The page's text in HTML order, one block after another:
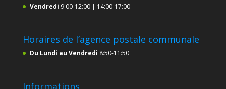
Vendredi 9:00-12:00 | 14:00-17:00
Horaires de l’agence postale communale
Du Lundi au Vendredi 8:50-11:50
Informations